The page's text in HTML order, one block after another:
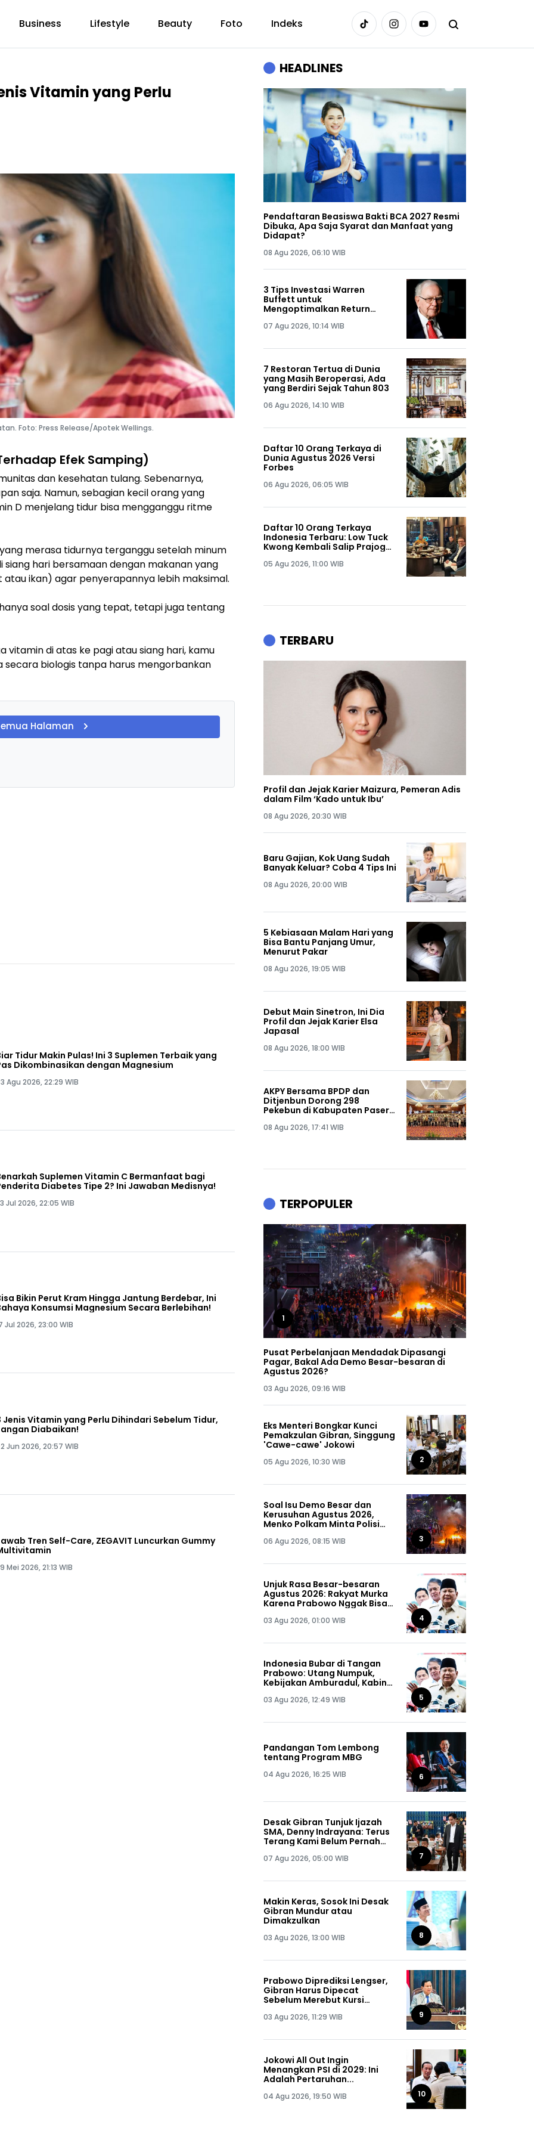
Business Lifestyle Beauty Foto Indeks
Vitamin yang Perlu
Foto: Press Release/Apotek Wellings.
Efek Samping)
dan kesehatan tulang. Sebenarnya,
saja. Namun, sebagian kecil orang yang
D menjelang tidur bisa mengganggu ritme
merasa tidurnya terganggu setelah minum
siang hari bersamaan dengan makanan yang
ikan) agar penyerapannya lebih maksimal.
soal dosis yang tepat, tetapi juga tentang
vitamin di atas ke pagi atau siang hari, kamu
biologis tanpa harus mengorbankan
Halaman
Tidur Makin Pulas! Ini 3 Suplemen Terbaik yang
Dikombinasikan dengan Magnesium
Agu 2026, 22:29 WIB
Suplemen Vitamin C Bermanfaat bagi
Diabetes Tipe 2? Ini Jawaban Medisnya!
Jul 2026, 22:05 WIB
Bikin Perut Kram Hingga Jantung Berdebar, Ini
Konsumsi Magnesium Secara Berlebihan!
Jul 2026, 23:00 WIB
Jenis Vitamin yang Perlu Dihindari Sebelum Tidur,
Diabaikan!
Jun 2026, 20:57 WIB
Tren Self-Care, ZEGAVIT Luncurkan Gummy
Mei 2026, 21:13 WIB
HEADLINES
Pendaftaran Beasiswa Bakti BCA 2027 Resmi
Dibuka, Apa Saja Syarat dan Manfaat yang
Didapat?
08 Agu 2026, 06:10 WIB
3 Tips Investasi Warren
Buffett untuk
Mengoptimalkan Return
07 Agu 2026, 10:14 WIB
7 Restoran Tertua di Dunia
yang Masih Beroperasi, Ada
yang Berdiri Sejak Tahun 803
06 Agu 2026, 14:10 WIB
Daftar 10 Orang Terkaya di
Dunia Agustus 2026 Versi
Forbes
06 Agu 2026, 06:05 WIB
Daftar 10 Orang Terkaya
Indonesia Terbaru: Low Tuck
Kwong Kembali Salip Prajogo
05 Agu 2026, 11:00 WIB
TERBARU
Profil dan Jejak Karier Maizura, Pemeran Adis
dalam Film ‘Kado untuk Ibu’
08 Agu 2026, 20:30 WIB
Baru Gajian, Kok Uang Sudah
Banyak Keluar? Coba 4 Tips Ini
08 Agu 2026, 20:00 WIB
5 Kebiasaan Malam Hari yang
Bisa Bantu Panjang Umur,
Menurut Pakar
08 Agu 2026, 19:05 WIB
Debut Main Sinetron, Ini Dia
Profil dan Jejak Karier Elsa
Japasal
08 Agu 2026, 18:00 WIB
AKPY Bersama BPDP dan
Ditjenbun Dorong 298
Pekebun di Kabupaten Paser
Sawit
08 Agu 2026, 17:41 WIB
TERPOPULER
1
Pusat Perbelanjaan Mendadak Dipasangi
Pagar, Bakal Ada Demo Besar-besaran di
Agustus 2026?
03 Agu 2026, 09:16 WIB
Eks Menteri Bongkar Kunci
Pemakzulan Gibran, Singgung
'Cawe-cawe' Jokowi
05 Agu 2026, 10:30 WIB 2
Soal Isu Demo Besar dan
Kerusuhan Agustus 2026,
Menko Polkam Minta Polisi
Dapat, Siap-siap!
06 Agu 2026, 08:15 WIB 3
Unjuk Rasa Besar-besaran
Agustus 2026: Rakyat Murka
Karena Prabowo Nggak Bisa
03 Agu 2026, 01:00 WIB 4
Indonesia Bubar di Tangan
Prabowo: Utang Numpuk,
Kebijakan Amburadul, Kabinet
Semua!
03 Agu 2026, 12:49 WIB 5
Pandangan Tom Lembong
tentang Program MBG
04 Agu 2026, 16:25 WIB 6
Desak Gibran Tunjuk Ijazah
SMA, Denny Indrayana: Terus
Terang Kami Belum Pernah
07 Agu 2026, 05:00 WIB 7
Makin Keras, Sosok Ini Desak
Gibran Mundur atau
Dimakzulkan
03 Agu 2026, 13:00 WIB 8
Prabowo Diprediksi Lengser,
Gibran Harus Dipecat
Sebelum Merebut Kursi
03 Agu 2026, 11:29 WIB 9
Jokowi All Out Ingin
Menangkan PSI di 2029: Ini
Adalah Pertaruhan...
04 Agu 2026, 19:50 WIB 10